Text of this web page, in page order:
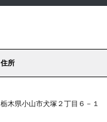
住所
栃木県小山市犬塚２丁目６－１